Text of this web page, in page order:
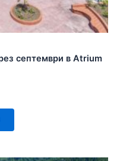
септември в Atrium